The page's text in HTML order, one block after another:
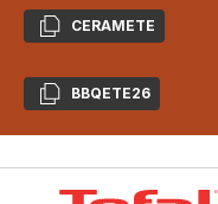
CopierCERAMETE
CopierBBQETE26